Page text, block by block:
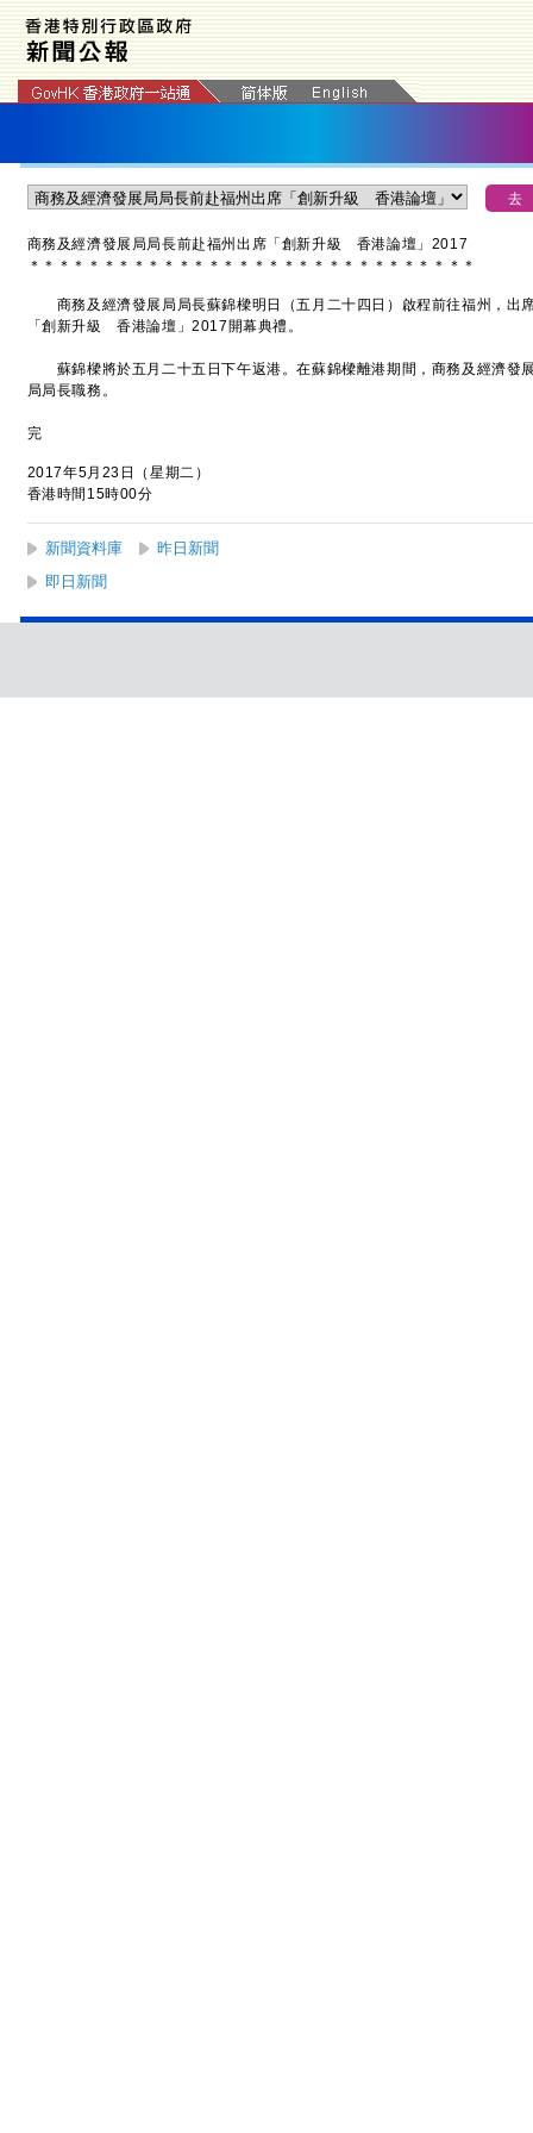
商務及經濟發展局局長前赴福州出席「創新升級 香港論壇」2017
＊ ＊ ＊ ＊ ＊ ＊ ＊ ＊ ＊ ＊ ＊ ＊ ＊ ＊ ＊ ＊ ＊ ＊ ＊ ＊ ＊ ＊ ＊ ＊ ＊ ＊ ＊ ＊ ＊ ＊
商務及經濟發展局局長蘇錦樑明日（五月二十四日）啟程前往福州，出
「創新升級 香港論壇」2017開幕典禮。
蘇錦樑將於五月二十五日下午返港。在蘇錦樑離港期間，商務及經濟發
局局長職務。
完
2017年5月23日（星期二）
香港時間15時00分
新聞資料庫
昨日新聞
即日新聞